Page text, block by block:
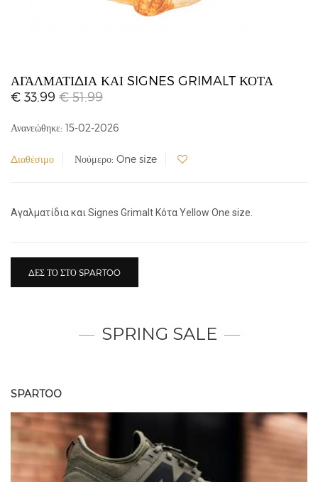
ΑΓΑΛΜΑΤΊΔΙΑ ΚΑΙ SIGNES GRIMALT ΚΌΤΑ
€ 33.99 € 51.99
Ανανεώθηκε: 15-02-2026
Διαθέσιμο Νούμερο: One size
Αγαλματίδια και Signes Grimalt Κότα Yellow One size.
ΔΕΣ ΤΟ ΣΤΟ SPARTOO
SPRING SALE
SPARTOO